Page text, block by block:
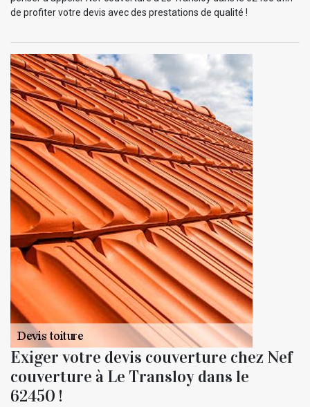
de profiter votre devis avec des prestations de qualité !
Exiger votre devis couverture chez Nef
couverture à Le Transloy dans le
62450 !